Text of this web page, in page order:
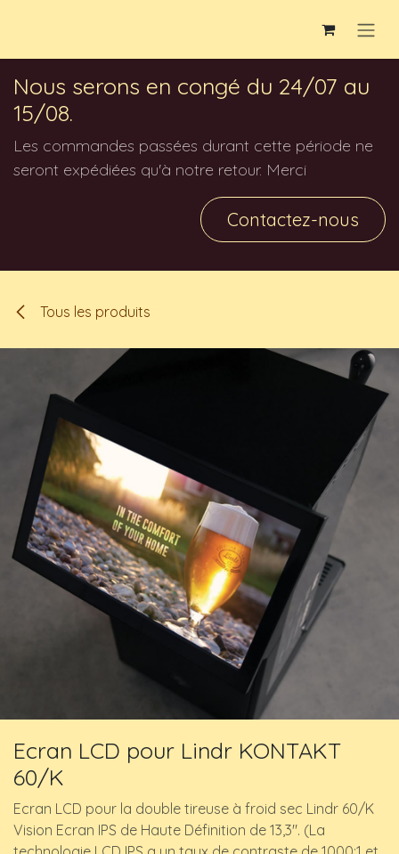
Nous serons en congé du 24/07 au
15/08.
Les commandes passées durant cette période ne
seront expédiées qu'à notre retour. Merci
Contactez-nous
Tous les produits
Ecran LCD pour Lindr KONTAKT
60/K
Ecran LCD pour la double tireuse à froid sec Lindr 60/K
Vision Ecran IPS de Haute Définition de 13,3". (La